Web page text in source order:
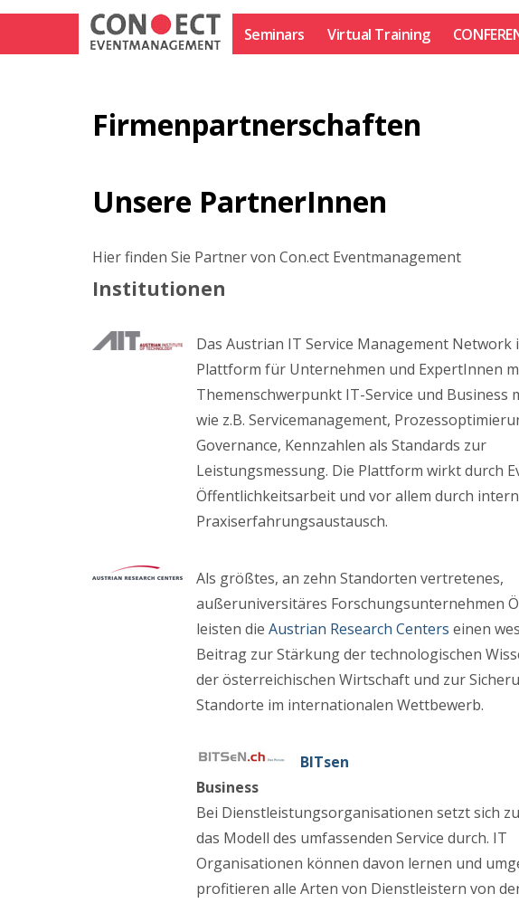
Skip
Seminars Virtual Training
Firmen­partnerschaften
Unsere PartnerInnen
Hier finden Sie Partner von Con.ect Eventmanagement
Institutionen
Das Austrian IT Service Management Network
Plattform für Unternehmen und ExpertInnen
Themenschwerpunkt IT-Service und Business
wie z.B. Servicemanagement,
Governance, Kennzahlen als Standards zur
Leistungsmessung. Die Plattform wirkt durch
Öffentlichkeitsarbeit und vor allem durch
Praxiserfahrungsaustausch.
Als größtes, an zehn Standorten vertretenes,
außeruniversitäres Forschungsunternehmen
leisten die Austrian Research Centers einen
Beitrag zur Stärkung der technologischen
der österreichischen Wirtschaft und zur
Standorte im internationalen Wettbewerb.
BITsen
Business
Bei Dienstleistungsorganisationen setzt sich
das Modell des umfassenden Service durch. IT
Organisationen können davon lernen und
profitieren alle Arten von Dienstleistern von